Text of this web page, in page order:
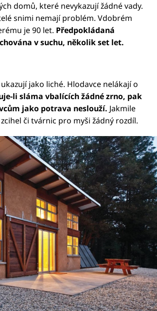
domů, které nevykazují žádné vady.
snimi nemají problém. Vdobrém
je 90 let. Předpokládaná
v suchu, několik set let.
jako liché. Hlodavce nelákají o
li sláma vbalících žádné zrno, pak
jako potrava neslouží. Jakmile
či tvárnic pro myši žádný rozdíl.